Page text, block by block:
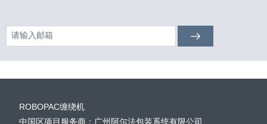
ROBOPAC缠绕机
中国区项目服务商：广州阿尔法包装系统有限公司